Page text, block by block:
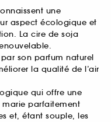
une
aspect écologique et
La cire de soja
son parfum naturel
la qualité de l’air
qui offre une
marie parfaitement
et, étant souple, les